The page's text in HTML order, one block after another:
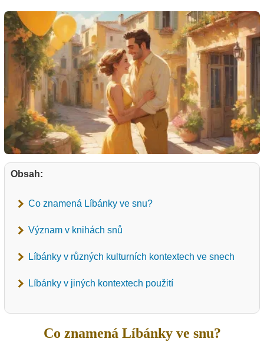
Obsah:
Co znamená Líbánky ve snu?
Význam v knihách snů
Líbánky v různých kulturních kontextech ve snech
Líbánky v jiných kontextech použití
Co znamená Líbánky ve snu?